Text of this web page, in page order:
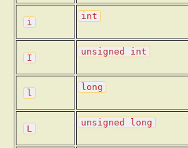
i
int
I
unsigned int
l
long
L
unsigned long